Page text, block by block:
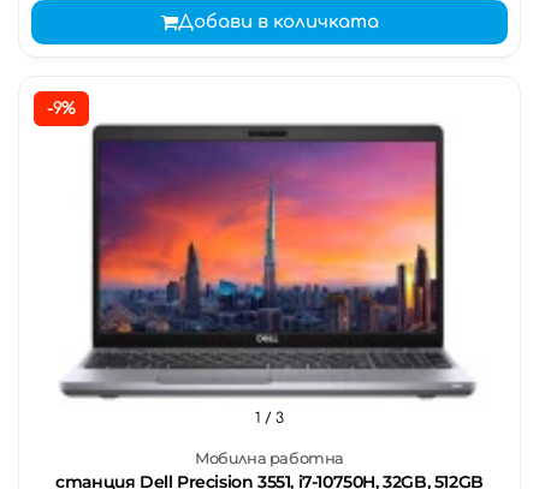
Добави в количката
-9%
Мобилна работна
станция Dell Precision 3551, i7-10750H, 32GB, 512GB
1 / 3